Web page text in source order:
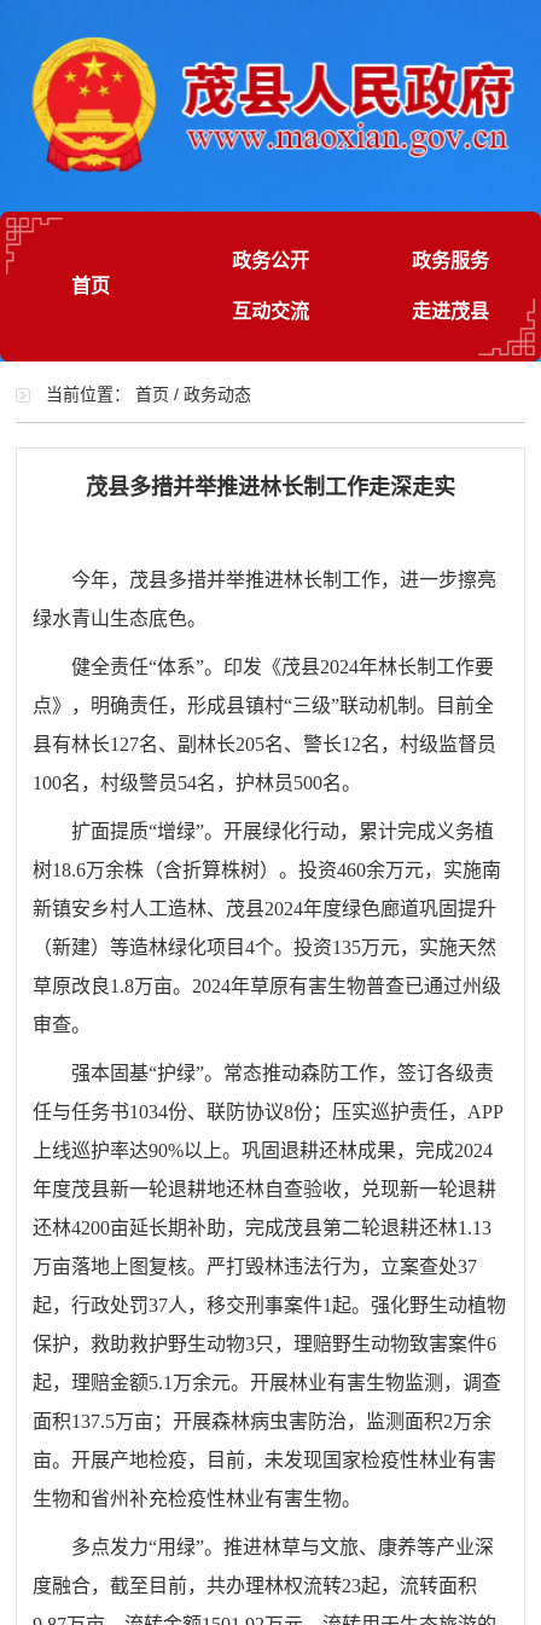
首页
政务公开 政务服务
互动交流 走进茂县
当前位置：首页 /政务动态
茂县多措并举推进林长制工作走深走实
今年，茂县多措并举推进林长制工作，进一步擦亮
绿水青山生态底色。
健全责任“体系”。 印发《茂县2024年林长制工作要
点》 ，明确责任，形成县镇村“三级”联动机制。目前全
县有林长127名、副林长205名、警长12名，村级监督员
100名，村级警员54名，护林员500名。
扩面提质“增绿”。开展绿化行动，累计完成义务植
树18.6万余株（含折算株树）。投资460余万元， 实施南
新镇安乡村人工造林、 茂县2024年度绿色廊道巩固提升
（新建）等造林绿化项目4个。投资135万元，实施天然
草原改良1.8万亩。2024年草原有害生物普查已通过州级
审查。
强本固基“护绿”。 常态推动森防工作，签订各级责
任与任务书1034份、联防协议8份；压实巡护责任，APP
上线巡护率达90%以上。巩固退耕还林成果， 完成2024
年度茂县新一轮退耕地还林自查验收，
兑现新一轮退耕
还林4200亩延长期补助， 完成茂县第二轮退耕还林1.13
万亩落地上图复核。 严打毁林违法行为， 立案查处37
起，行政处罚37人，移交刑事案件1起。强化野生动植物
保护，救助救护野生动物3只，理赔野生动物致害案件6
起，理赔金额5.1 万余元。开展林业有害生物监测，调查
面积137.5万亩 ；开展森林病虫害防治，监测面积2万余
亩。开展产地检疫，目前， 未发现国家检疫性林业有害
生物和省州补充检疫性林业有害生物。
多点发力“用绿”。推进林草与文旅、康养等产业深
度融合，截至 目前，共办理林权流转23起，流转面积